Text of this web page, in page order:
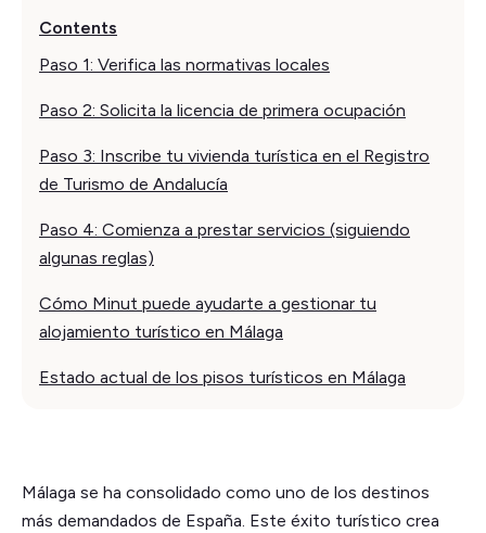
Contents
Paso 1: Verifica las normativas locales
Paso 2: Solicita la licencia de primera ocupación
Paso 3: Inscribe tu vivienda turística en el Registro
de Turismo de Andalucía
Paso 4: Comienza a prestar servicios (siguiendo
algunas reglas)
Cómo Minut puede ayudarte a gestionar tu
alojamiento turístico en Málaga
Estado actual de los pisos turísticos en Málaga
Málaga se ha consolidado como uno de los destinos
más demandados de España. Este éxito turístico crea